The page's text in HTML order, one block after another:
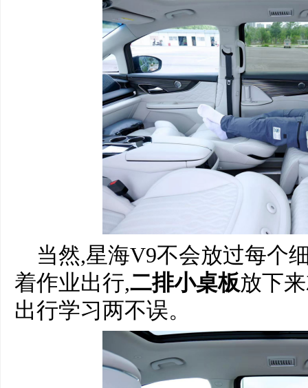
当然,星海V9不会放过每个
着作业出行,二排小桌板放下
出行学习两不误。